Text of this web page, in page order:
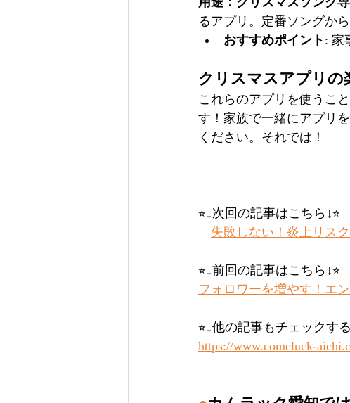
るアプリ。定番ソングか
おすすめポイント : 家
クリスマスアプリの
これらのアプリを使うこ
す！家族で一緒にアプリ
ください。それでは！
⭐︎↓次回の記事はこちら↓⭐︎
失敗しない！炎上リス
⭐︎↓前回の記事はこちら↓⭐︎
フォロワーを増やす！エ
⭐︎↓他の記事もチェックする
https://www.comeluck-